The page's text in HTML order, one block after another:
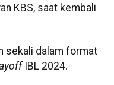
KBS, saat kembali
sekali dalam format
IBL 2024.